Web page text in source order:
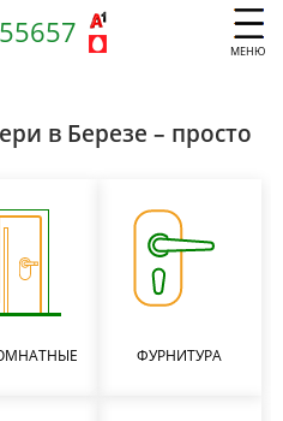
МЕНЮ
в Березе – просто
ФУРНИТУРА